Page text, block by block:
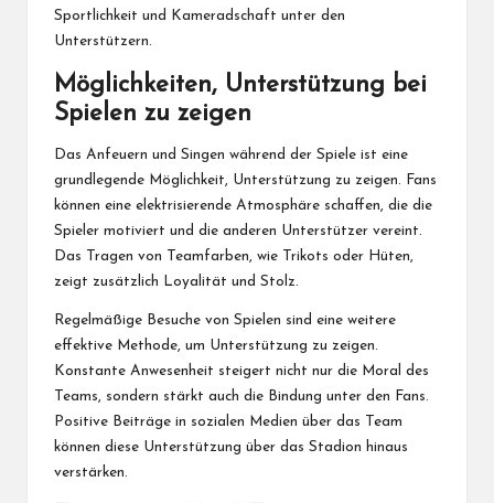
Sportlichkeit und Kameradschaft unter den
Unterstützern.
Möglichkeiten, Unterstützung bei
Spielen zu zeigen
Das Anfeuern und Singen während der Spiele ist eine
grundlegende Möglichkeit, Unterstützung zu zeigen. Fans
können eine elektrisierende Atmosphäre schaffen, die die
Spieler motiviert und die anderen Unterstützer vereint.
Das Tragen von Teamfarben, wie Trikots oder Hüten,
zeigt zusätzlich Loyalität und Stolz.
Regelmäßige Besuche von Spielen sind eine weitere
effektive Methode, um Unterstützung zu zeigen.
Konstante Anwesenheit steigert nicht nur die Moral des
Teams, sondern stärkt auch die Bindung unter den Fans.
Positive Beiträge in sozialen Medien über das Team
können diese Unterstützung über das Stadion hinaus
verstärken.